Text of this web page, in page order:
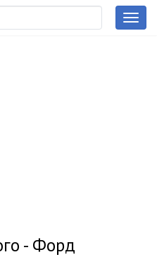
- Форд